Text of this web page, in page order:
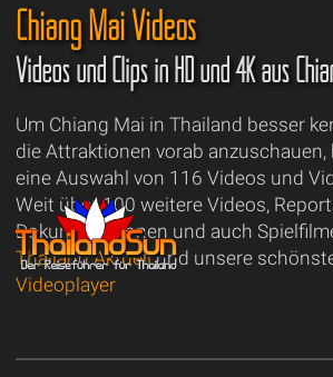
Chiang Mai Videos
Videos und Clips in HD und 4K aus
Um Chiang Mai in Thailand besser
die Attraktionen vorab anzuschauen,
eine Auswahl von 116 Videos und
Weit über 100 weitere Videos,
Dokumentationen und auch
Thailand Aktuellund unsere
Videoplayer